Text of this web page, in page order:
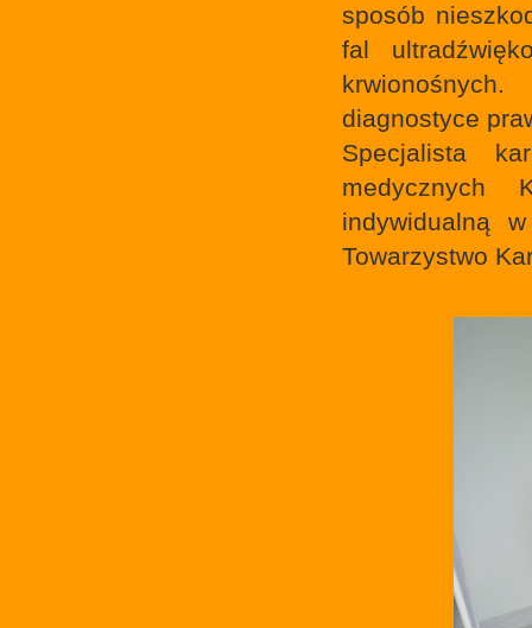
sposób
fal
diagnostyce
Specjalista
medycznych
indywidualną
Towarzystwo